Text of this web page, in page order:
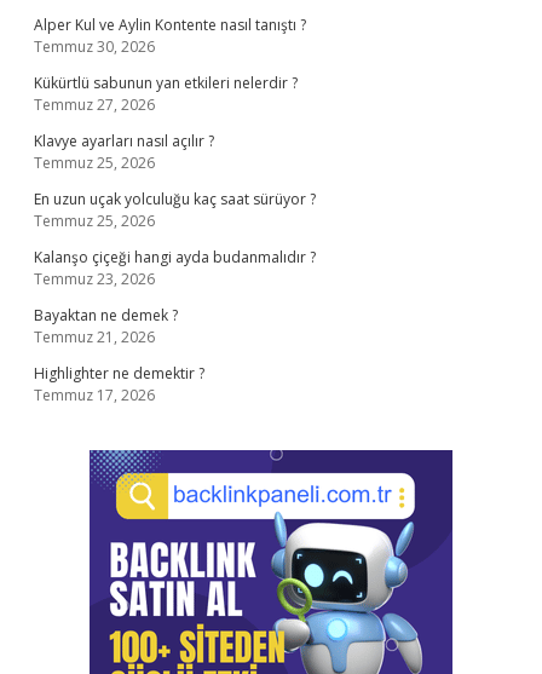
Alper Kul ve Aylin Kontente nasıl tanıştı ?
Temmuz 30, 2026
Kükürtlü sabunun yan etkileri nelerdir ?
Temmuz 27, 2026
Klavye ayarları nasıl açılır ?
Temmuz 25, 2026
En uzun uçak yolculuğu kaç saat sürüyor ?
Temmuz 25, 2026
Kalanşo çiçeği hangi ayda budanmalıdır ?
Temmuz 23, 2026
Bayaktan ne demek ?
Temmuz 21, 2026
Highlighter ne demektir ?
Temmuz 17, 2026